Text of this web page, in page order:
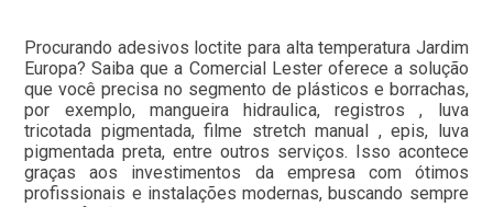
Procurando adesivos loctite para alta temperatura Jardim
Europa? Saiba que a Comercial Lester oferece a solução
que você precisa no segmento de plásticos e borrachas,
por exemplo, mangueira hidraulica, registros , luva
tricotada pigmentada, filme stretch manual , epis, luva
pigmentada preta, entre outros serviços. Isso acontece
graças aos investimentos da empresa com ótimos
profissionais e instalações modernas, buscando sempre